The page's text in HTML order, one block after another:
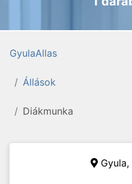
GyulaAllas
Állások
Diákmunka
Gyula,